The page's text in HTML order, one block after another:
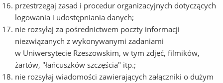
przestrzegaj zasad i procedur organizacyjnych dotyczących
logowania i udostępniania danych;
nie rozsyłaj za pośrednictwem poczty informacji
niezwiązanych z wykonywanymi zadaniami
w Uniwersytecie Rzeszowskim, w tym zdjęć, filmików,
żartów, "łańcuszków szczęścia" itp.;
nie rozsyłaj wiadomości zawierających załączniki o dużym